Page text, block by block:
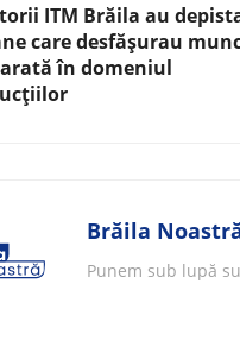
ITM Brăila au
care desfășurau
în domeniul
Brăila
Punem sub lupă